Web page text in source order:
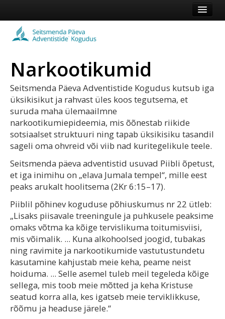
Koduleht
Vaata veel
Narkootikumid
Seitsmenda Päeva Adventistide Kogudus kutsub iga
üksikisikut ja rahvast üles koos tegutsema, et
suruda maha ülemaailmne
narkootikumiepideemia, mis õõnestab riikide
sotsiaalset struktuuri ning tapab üksikisiku tasandil
sageli oma ohvreid või viib nad kuritegelikule teele.
Seitsmenda päeva adventistid usuvad Piibli õpetust,
et iga inimihu on „elava Jumala tempel“, mille eest
peaks arukalt hoolitsema (2Kr 6:15–17).
Piiblil põhinev koguduse põhiuskumus nr 22 ütleb:
„Lisaks piisavale treeningule ja puhkusele peaksime
omaks võtma ka kõige tervislikuma toitumisviisi,
mis võimalik. ... Kuna alkohoolsed joogid, tubakas
ning ravimite ja narkootikumide vastutustundetu
kasutamine kahjustab meie keha, peame neist
hoiduma. ... Selle asemel tuleb meil tegeleda kõige
sellega, mis toob meie mõtted ja keha Kristuse
seatud korra alla, kes igatseb meie terviklikkuse,
rõõmu ja headuse järele.“